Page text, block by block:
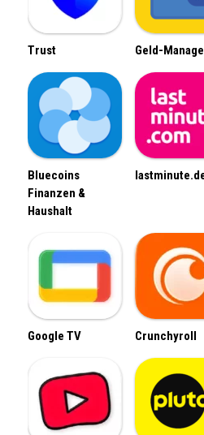
Trust Geld-
Bluecoins
Finanzen &
Haushalt
Google TV Crunchyroll